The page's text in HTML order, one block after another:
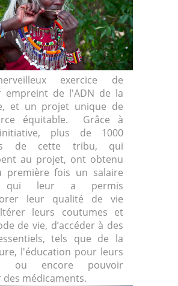
exercice de
empreint de l'ADN de la
et un projet unique de
équitable. Grâce à
plus de 1000
de cette tribu, qui
au projet, ont obtenu
première fois un salaire
qui leur a permis
leur qualité de vie
leurs coutumes et
de vie, d’accéder à des
tels que de la
l'éducation pour leurs
ou encore pouvoir
des médicaments.